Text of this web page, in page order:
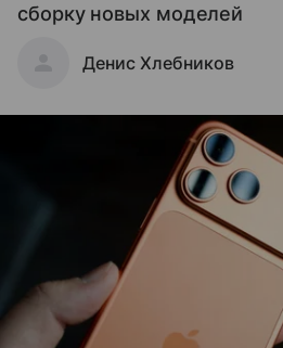
сборку новых моделей
Денис Хлебников